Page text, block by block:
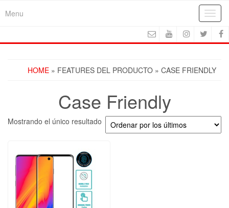
Menu
HOME » FEATURES DEL PRODUCTO » CASE FRIENDLY
Case Friendly
Mostrando el único resultado